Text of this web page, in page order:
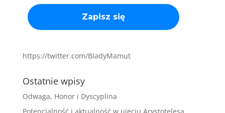
https://twitter.com/BladyMamut
Ostatnie wpisy
Odwaga, Honor i Dyscyplina